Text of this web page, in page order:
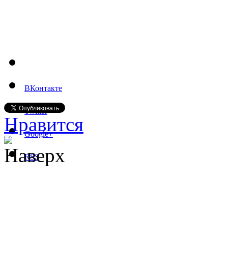
ВКонтакте
Twitter
Google+
RSS
Нравится
Наверх